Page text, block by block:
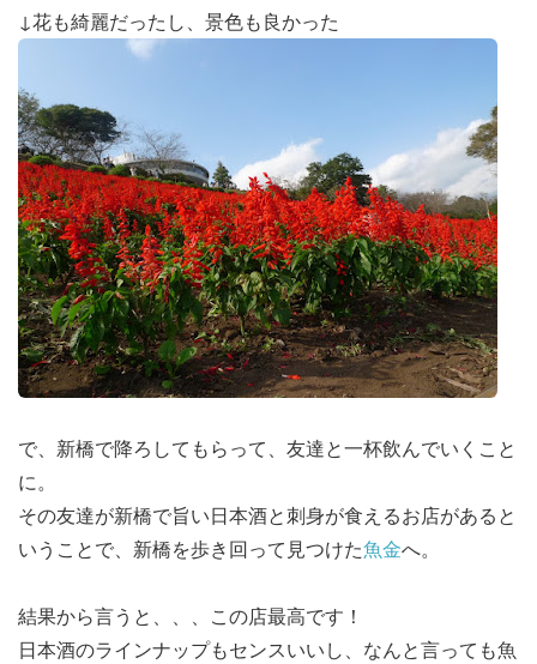
↓花も綺麗だったし、景色も良かった
で、新橋で降ろしてもらって、友達と一杯飲んでいくこと
に。
その友達が新橋で旨い日本酒と刺身が食えるお店があると
いうことで、新橋を歩き回って見つけた魚金へ。
結果から言うと、、、この店最高です！
日本酒のラインナップもセンスいいし、なんと言っても魚